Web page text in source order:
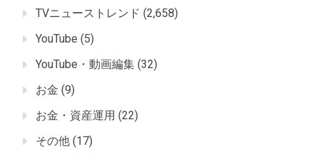
TVニューストレンド (2,658)
YouTube (5)
YouTube・動画編集 (32)
お金 (9)
お金・資産運用 (22)
その他 (17)